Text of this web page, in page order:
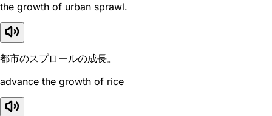
the growth of urban sprawl.
都市のスプロールの成長。
advance the growth of rice